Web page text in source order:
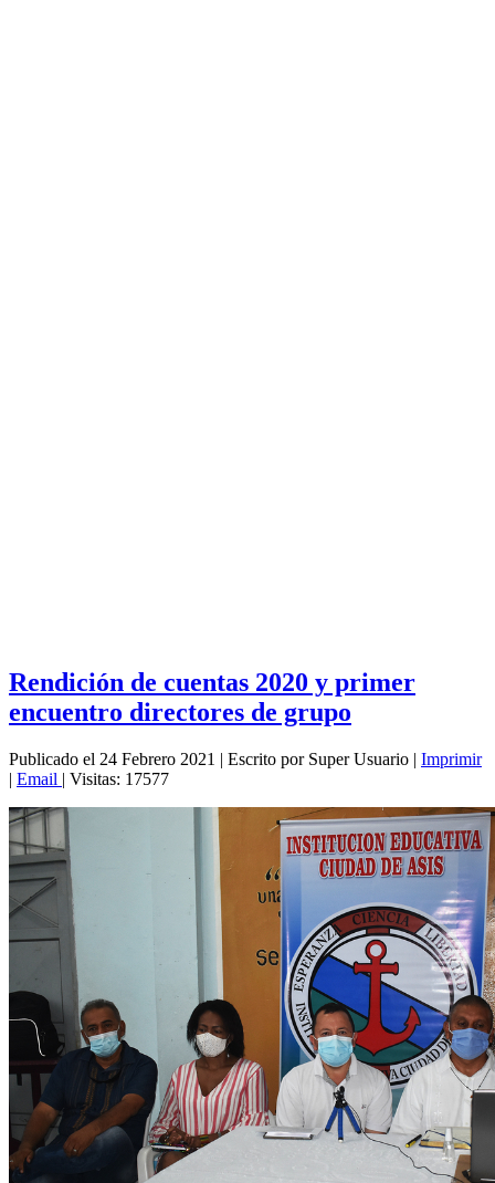
Rendición de cuentas 2020 y primer
encuentro directores de grupo
Publicado el 24 Febrero 2021 | Escrito por Super Usuario | Imprimir
| Email | Visitas: 17577